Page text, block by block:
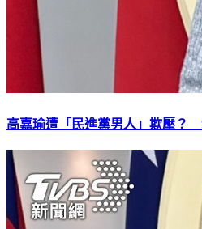
高嘉瑜遭「民進黨男人」欺壓？